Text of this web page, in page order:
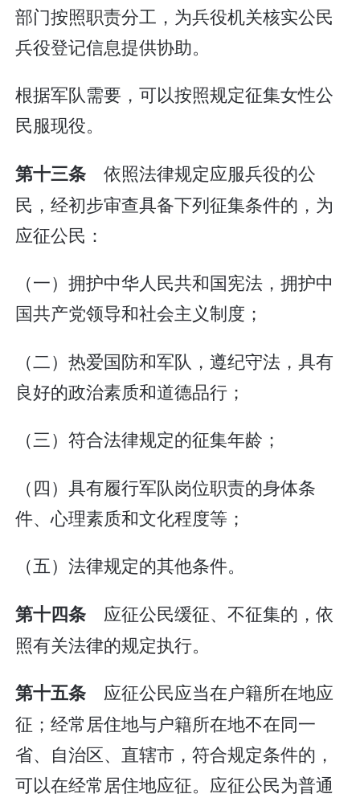
部门按照职责分工，为兵役机关核实公民
兵役登记信息提供协助。
根据军队需要，可以按照规定征集女性公
民服现役。
第十三条 依照法律规定应服兵役的公
民，经初步审查具备下列征集条件的，为
应征公民：
（一）拥护中华人民共和国宪法，拥护中
国共产党领导和社会主义制度；
（二）热爱国防和军队，遵纪守法，具有
良好的政治素质和道德品行；
（三）符合法律规定的征集年龄；
（四）具有履行军队岗位职责的身体条
件、心理素质和文化程度等；
（五）法律规定的其他条件。
第十四条 应征公民缓征、不征集的，依
照有关法律的规定执行。
第十五条 应征公民应当在户籍所在地应
征；经常居住地与户籍所在地不在同一
省、自治区、直辖市，符合规定条件的，
可以在经常居住地应征。应征公民为普通